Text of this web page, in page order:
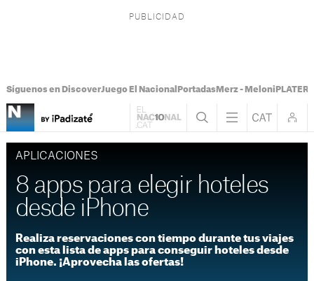
Síguenos en DiscoverJuego El Nacional PortadasMerz - Meloni
APLICACIONES
8 apps para elegir hoteles
desde iPhone
Realiza reservaciones con tiempo durante tus viajes
con esta lista de apps para conseguir hoteles desde
iPhone. ¡Aprovecha las ofertas!